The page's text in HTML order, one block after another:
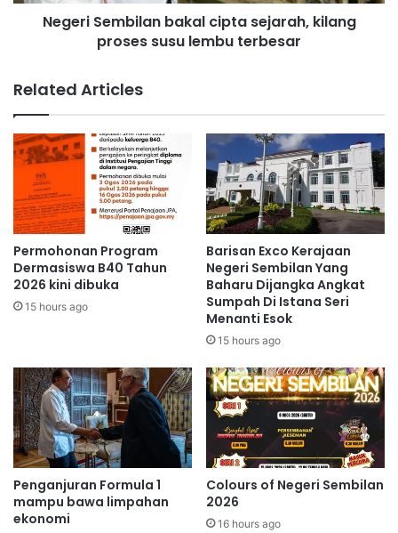
y
t
a
r
i
l
e
i
h
4
s
e
r
t
a
n
b
a
k
a
c
i
p
t
a
s
r
a
h
,
k
i
l
a
n
Negeri Sembilan bakal cipta sejarah, kilang
proses susu lembu terbesar
Related Articles
Permohonan Program
Dermasiswa B40 Tahun
2026 kini dibuka
15 hours ago
Barisan Exco Kerajaan
Negeri Sembilan Yang
Baharu Dijangka Angkat
Sumpah Di Istana Seri
Menanti Esok
15 hours ago
Penganjuran Formula 1
mampu bawa limpahan
ekonomi
Colours of Negeri Sembilan
2026
16 hours ago